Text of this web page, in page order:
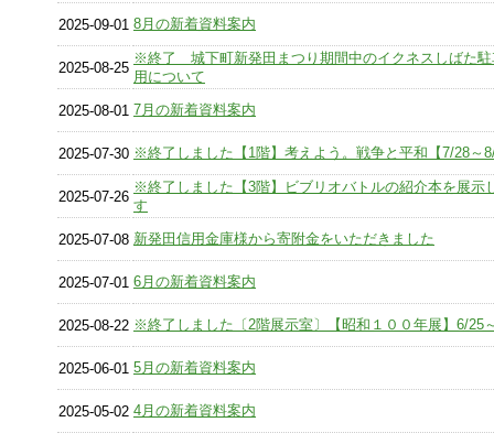
2025-09-01 8月の新着資料案内
2025-08-25
※終了 城下町新発田まつり期間中のイクネスしばた駐
用について
2025-08-01 7月の新着資料案内
2025-07-30 ※終了しました【1階】考えよう。戦争と平和【7/28～
2025-07-26
※終了しました【3階】ビブリオバトルの紹介本を展示
す
2025-07-08 新発田信用金庫様から寄附金をいただきました
2025-07-01 6月の新着資料案内
2025-08-22 ※終了しました〔2階展示室〕【昭和１００年展】6/25
2025-06-01 5月の新着資料案内
2025-05-02 4月の新着資料案内